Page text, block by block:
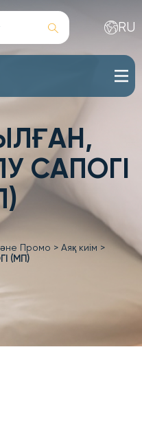
RU
САПОГІ
Промо > Аяқ киім >
(МП)